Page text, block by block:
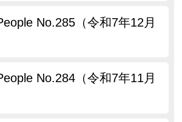
No.285（令和7年12月
No.284（令和7年11月